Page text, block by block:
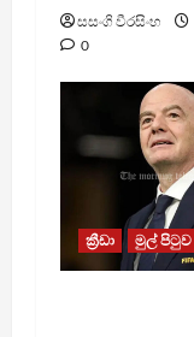
සසංගි වීරසිංහ
0
ක්‍රීඩා මුල් පිටුව